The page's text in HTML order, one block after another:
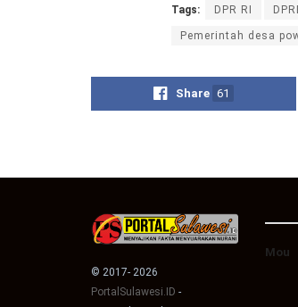
Tags: DPR RI
Pemerintah desa
Share 61
© 2017- 2026
PortalSulawesi.ID -
Mou